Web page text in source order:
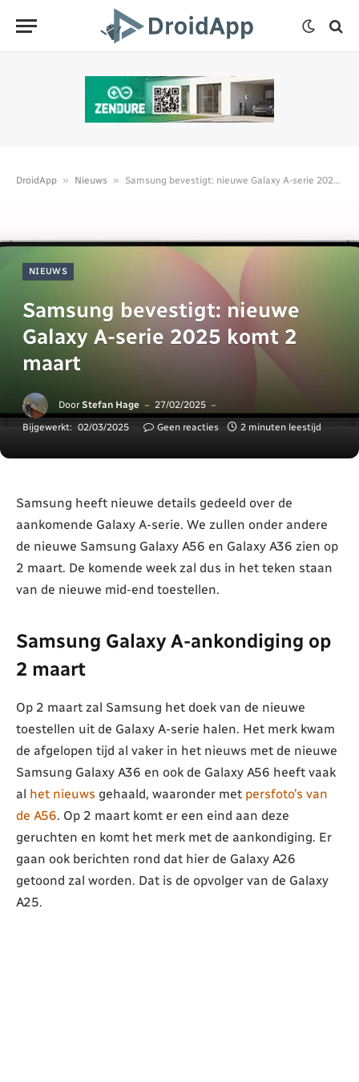
DroidApp » Nieuws » Samsung bevestigt: nieuwe Galaxy A-serie 2025 komt 2 maart
NIEUWS
Samsung bevestigt: nieuwe
Galaxy A-serie 2025 komt 2
maart
Door Stefan Hage
27/02/2025
Bijgewerkt: 02/03/2025 Geen reacties 2 minuten leestijd
Samsung heeft nieuwe details gedeeld over de
aankomende Galaxy A-serie. We zullen onder andere
de nieuwe Samsung Galaxy A56 en Galaxy A36 zien op
2 maart. De komende week zal dus in het teken staan
van de nieuwe mid-end toestellen.
Samsung Galaxy A-ankondiging op
2 maart
Op 2 maart zal Samsung het doek van de nieuwe
toestellen uit de Galaxy A-serie halen. Het merk kwam
de afgelopen tijd al vaker in het nieuws met de nieuwe
Samsung Galaxy A36 en ook de Galaxy A56 heeft vaak
al het nieuws gehaald, waaronder met persfoto’s van
de A56. Op 2 maart komt er een eind aan deze
geruchten en komt het merk met de aankondiging. Er
gaan ook berichten rond dat hier de Galaxy A26
getoond zal worden. Dat is de opvolger van de Galaxy
A25.